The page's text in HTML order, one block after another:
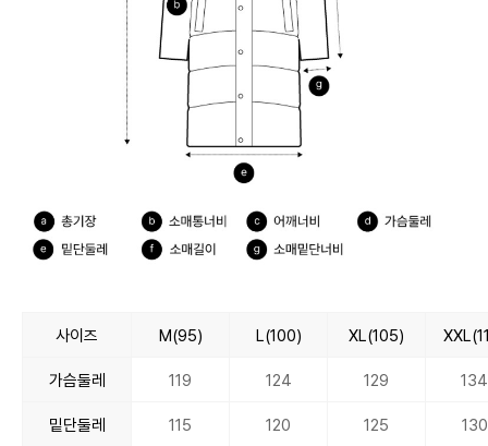
사이즈 M(95) L(100) XL(105)
가슴둘레 119 124 129 134
밑단둘레 115 120 125 130